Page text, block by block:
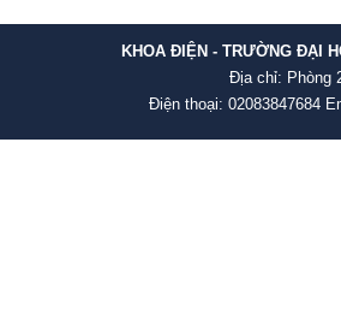
KHOA ĐIỆN - TRƯỜNG ĐẠI
Địa chỉ: Phòng
Điện thoại: 02083847684